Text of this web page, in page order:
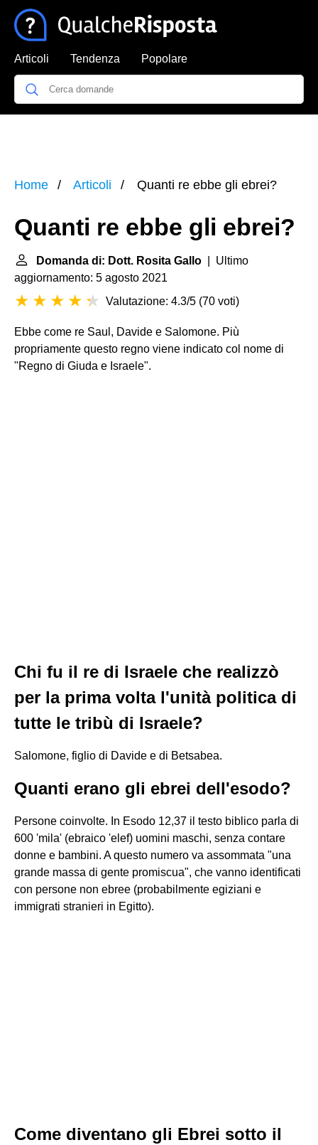
Articoli Tendenza Popolare
Home Articoli Quanti re ebbe gli ebrei?
Quanti re ebbe gli ebrei?
Domanda di: Dott. Rosita Gallo | Ultimo
aggiornamento: 5 agosto 2021
Valutazione: 4.3/5 (70 voti)
Ebbe come re Saul, Davide e Salomone. Più
propriamente questo regno viene indicato col nome di
"Regno di Giuda e Israele".
Chi fu il re di Israele che realizzò
per la prima volta l'unità politica di
tutte le tribù di Israele?
Salomone, figlio di Davide e di Betsabea.
Quanti erano gli ebrei dell'esodo?
Persone coinvolte. In Esodo 12,37 il testo biblico parla di
600 'mila' (ebraico 'elef) uomini maschi, senza contare
donne e bambini. A questo numero va assommata "una
grande massa di gente promiscua", che vanno identificati
con persone non ebree (probabilmente egiziani e
immigrati stranieri in Egitto).
Come diventano gli Ebrei sotto il